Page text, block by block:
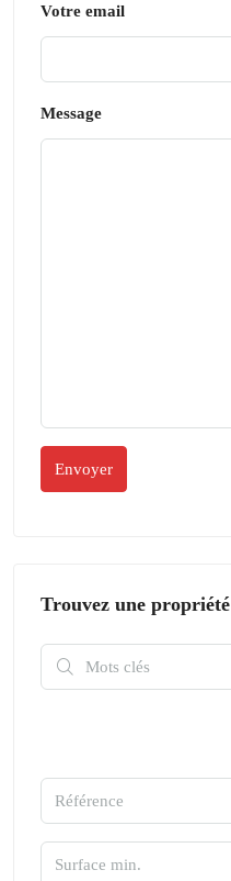
Votre email
Message
Trouvez une propriété